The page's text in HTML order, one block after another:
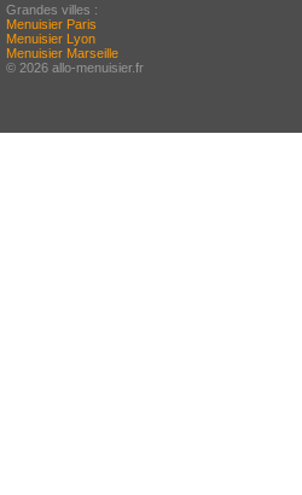
Grandes villes :
Menuisier Paris
Menuisier Lyon
Menuisier Marseille
© 2026 allo-menuisier.fr